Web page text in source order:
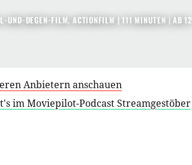
UND-DEGEN-FILM, ACTIONFILM | 111 MINUTEN |AB 12
Anbietern anschauen
im Moviepilot-Podcast Streamgestöber